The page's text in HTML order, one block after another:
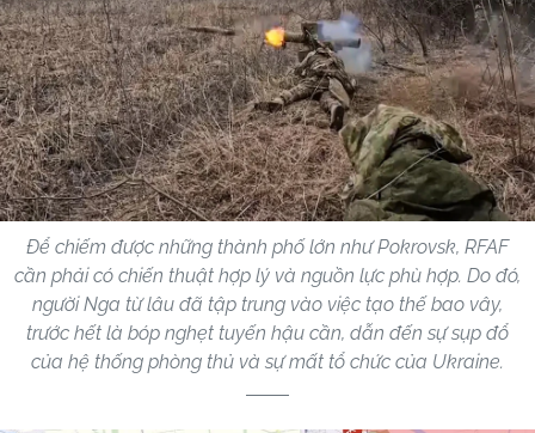
Để chiếm được những thành phố lớn như Pokrovsk, RFAF
cần phải có chiến thuật hợp lý và nguồn lực phù hợp. Do đó,
người Nga từ lâu đã tập trung vào việc tạo thế bao vây,
trước hết là bóp nghẹt tuyến hậu cần, dẫn đến sự sụp đổ
của hệ thống phòng thủ và sự mất tổ chức của Ukraine.